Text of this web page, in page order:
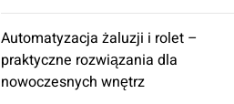
Automatyzacja żaluzji i rolet –
praktyczne rozwiązania dla
nowoczesnych wnętrz